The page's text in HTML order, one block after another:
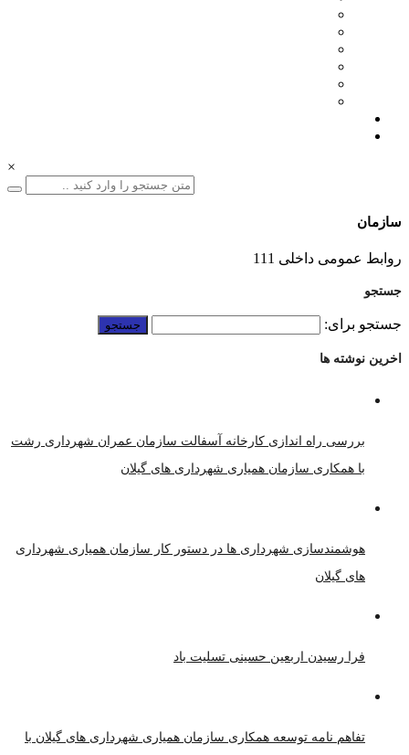
×
سازمان
روابط عمومی داخلی 111
جستجو
جستجو برای:
اخرین نوشته ها
بررسی راه اندازی کارخانه آسفالت سازمان عمران شهرداری رشت
با همکاری سازمان همیاری شهرداری های گیلان
هوشمندسازی شهرداری ها در دستور کار سازمان همیاری شهرداری
های گیلان
فرا رسیدن اربعین حسینی تسلیت باد
تفاهم نامه توسعه همکاری سازمان همیاری شهرداری های گیلان با